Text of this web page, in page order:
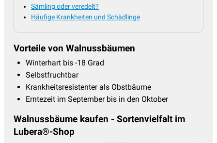
Sämling oder veredelt?
Häufige Krankheiten und Schädlinge
Vorteile von Walnussbäumen
Winterhart bis -18 Grad
Selbstfruchtbar
Krankheitsresistenter als Obstbäume
Erntezeit im September bis in den Oktober
Walnussbäume kaufen - Sortenvielfalt im
Lubera®-Shop